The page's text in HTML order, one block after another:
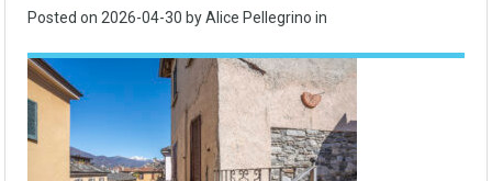
Posted on 2026-04-30 by Alice Pellegrino in